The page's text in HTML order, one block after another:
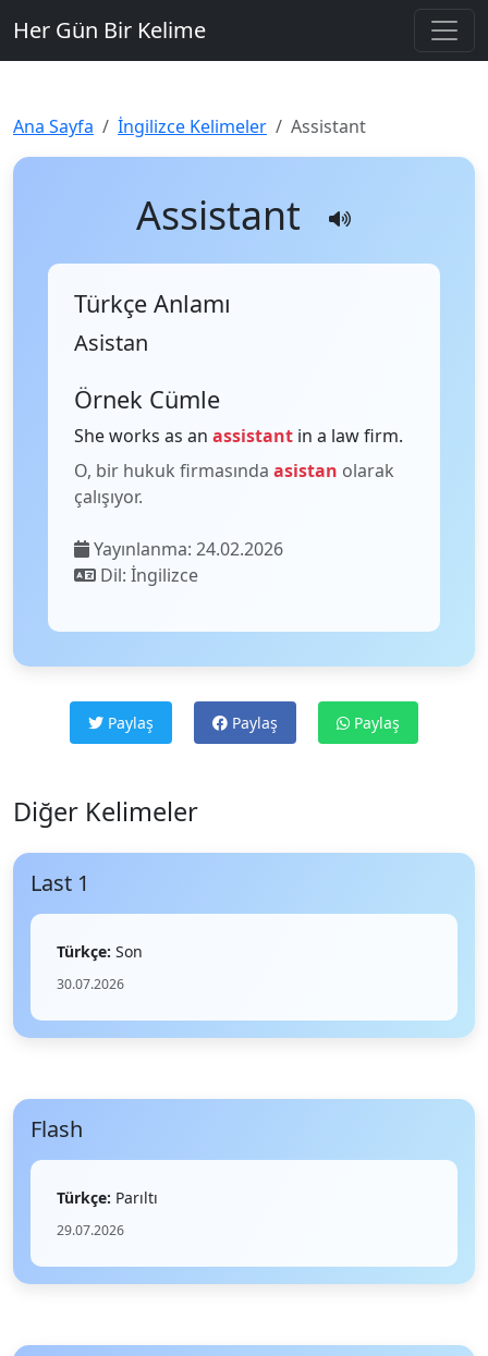
Her Gün Bir Kelime
Ana Sayfa İngilizce Kelimeler Assistant
Assistant
Türkçe Anlamı
Asistan
Örnek Cümle
She works as an assistant in a law firm.
O, bir hukuk firmasında asistan olarak
çalışıyor.
Yayınlanma: 24.02.2026
Dil: İngilizce
Paylaş Paylaş Paylaş
Diğer Kelimeler
Last 1
Türkçe: Son
30.07.2026
Flash
Türkçe: Parıltı
29.07.2026